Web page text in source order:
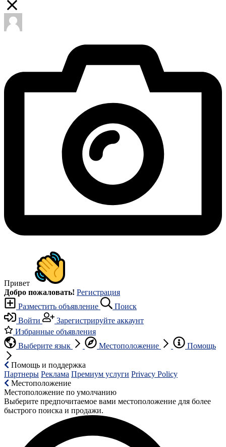
Привет
Добро пожаловать! Регистрация
Разместить объявление
Поиск
Войти
Зарегистрируйте аккаунт
Избранные объявления
Выберите язык
Местоположение Помощь
Помощь и поддержка
Партнеры Реклама Премиум услуги Privacy Policy
Местоположение
Местоположение по умолчанию
Выберите предпочитаемое вами местоположение для более
быстрого поиска и продажи.